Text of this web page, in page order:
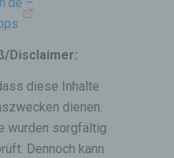
Disclaimer:
diese Inhalte
dienen.
wurden sorgfältig
Dennoch kann
direkt oder indirekt,
zu einer
zu einer
zu einer
zu einem oder
Merkmalen, die
physiologischen,
wirtschaftlichen,
Identität dieser